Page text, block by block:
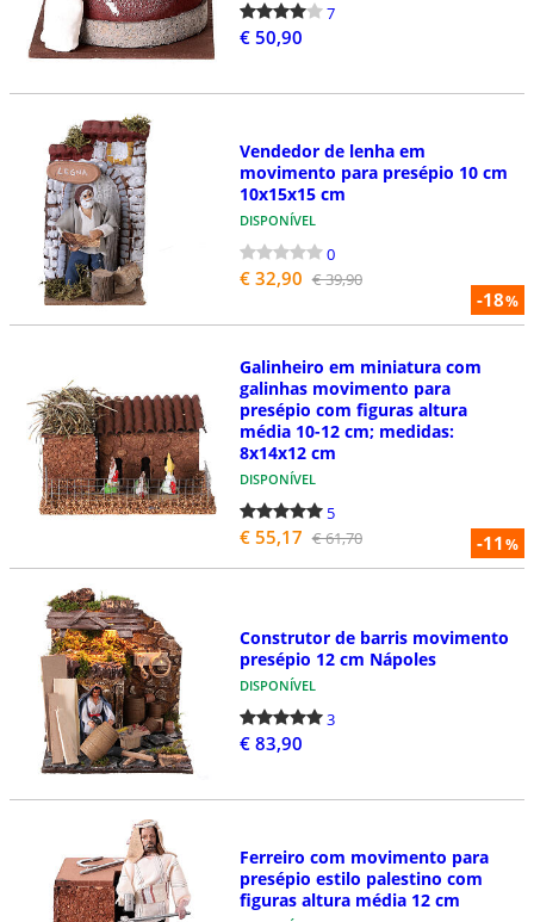
7
€ 50,90
-18%
Vendedor de lenha em
movimento para presépio 10 cm
10x15x15 cm
DISPONÍVEL
0
€ 32,90 € 39,90
-11%
Galinheiro em miniatura com
galinhas movimento para
presépio com figuras altura
média 10-12 cm; medidas:
8x14x12 cm
DISPONÍVEL
5
€ 55,17 € 61,70
Construtor de barris movimento
presépio 12 cm Nápoles
DISPONÍVEL
3
€ 83,90
Ferreiro com movimento para
presépio estilo palestino com
figuras altura média 12 cm